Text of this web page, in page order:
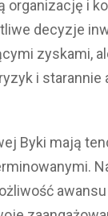
organizację i
decyzje
zyskami,
i starannie
Byki mają